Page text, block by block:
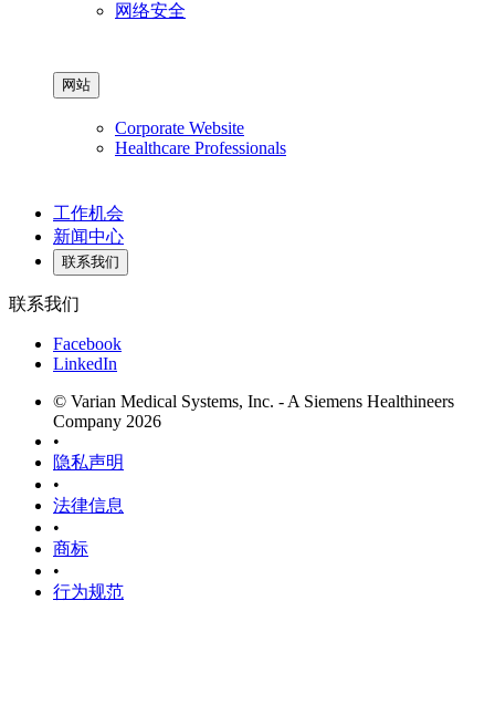
网络安全
网站
Corporate Website
Healthcare Professionals
工作机会
新闻中心
联系我们
联系我们
Facebook
LinkedIn
© Varian Medical Systems, Inc. - A Siemens Healthineers
Company 2026
•
隐私声明
•
法律信息
•
商标
•
行为规范